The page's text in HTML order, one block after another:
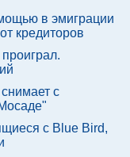
в эмиграции
кредиторов
с
с Blue Bird,